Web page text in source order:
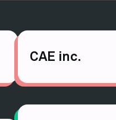
CAE inc.